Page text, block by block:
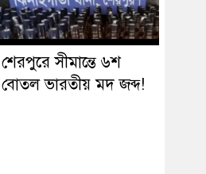
শেরপুরে সীমান্তে ৬শ
বোতল ভারতীয় মদ জব্দ!